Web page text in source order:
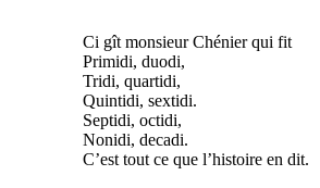
Ci gît monsieur Chénier qui fit
Primidi, duodi,
Tridi, quartidi,
Quintidi, sextidi.
Septidi, octidi,
Nonidi, decadi.
C’est tout ce que l’histoire en dit.